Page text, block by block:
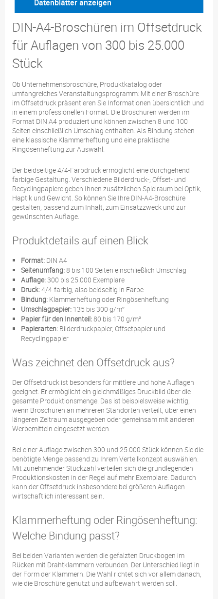
Datenblätter anzeigen
DIN-A4-Broschüren im Offsetdruck
für Auflagen von 300 bis 25.000
Stück
Ob Unternehmensbroschüre, Produktkatalog oder
umfangreiches Veranstaltungsprogramm: Mit einer Broschüre
im Offsetdruck präsentieren Sie Informationen übersichtlich und
in einem professionellen Format. Die Broschüren werden im
Format DIN A4 produziert und können zwischen 8 und 100
Seiten einschließlich Umschlag enthalten. Als Bindung stehen
eine klassische Klammerheftung und eine praktische
Ringösenheftung zur Auswahl.
Der beidseitige 4/4-Farbdruck ermöglicht eine durchgehend
farbige Gestaltung. Verschiedene Bilderdruck-, Offset- und
Recyclingpapiere geben Ihnen zusätzlichen Spielraum bei Optik,
Haptik und Gewicht. So können Sie Ihre DIN-A4-Broschüre
gestalten, passend zum Inhalt, zum Einsatzzweck und zur
gewünschten Auflage.
Produktdetails auf einen Blick
Format: DIN A4
Seitenumfang:8 bis 100 Seiten einschließlich Umschlag
Auflage:300 bis 25.000 Exemplare
Druck:4/4-farbig, also beidseitig in Farbe
Bindung: Klammerheftung oder Ringösenheftung
Umschlagpapier: 135 bis 300 g/m²
Papier für den Innenteil:80 bis 170 g/m²
Papierarten: Bilderdruckpapier, Offsetpapier und
Recyclingpapier
Was zeichnet den Offsetdruck aus?
Der Offsetdruck ist besonders für mittlere und hohe Auflagen
geeignet. Er ermöglicht ein gleichmäßiges Druckbild über die
gesamte Produktionsmenge. Das ist beispielsweise wichtig,
wenn Broschüren an mehreren Standorten verteilt, über einen
längeren Zeitraum ausgegeben oder gemeinsam mit anderen
Werbemitteln eingesetzt werden.
Bei einer Auflage zwischen 300 und 25.000 Stück können Sie die
benötigte Menge passend zu Ihrem Verteilkonzept auswählen.
Mit zunehmender Stückzahl verteilen sich die grundlegenden
Produktionskosten in der Regel auf mehr Exemplare. Dadurch
kann der Offsetdruck insbesondere bei größeren Auflagen
wirtschaftlich interessant sein.
Klammerheftung oder Ringösenheftung:
Welche Bindung passt?
Bei beiden Varianten werden die gefalzten Druckbogen im
Rücken mit Drahtklammern verbunden. Der Unterschied liegt in
der Form der Klammern. Die Wahl richtet sich vor allem danach,
wie die Broschüre genutzt und aufbewahrt werden soll.